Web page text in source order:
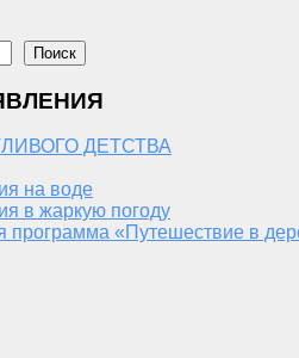
Поиск
ДЕТСТВА
на воде
в жаркую погоду
программа «Путешествие в